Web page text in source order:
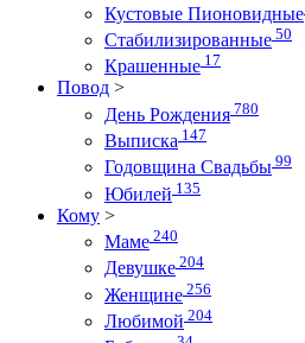
Кустовые Пионовидные
Стабилизированные 50
Крашенные 17
Повод >
День Рождения 780
Выписка 147
Годовщина Свадьбы 99
Юбилей 135
Кому >
Маме 240
Девушке 204
Женщине 256
Любимой 204